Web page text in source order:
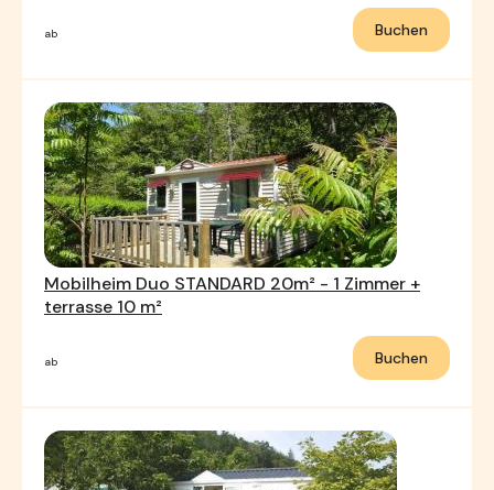
ab Buchen
Mobilheim Duo STANDARD 20m² - 1 Zimmer +
terrasse 10 m²
ab Buchen